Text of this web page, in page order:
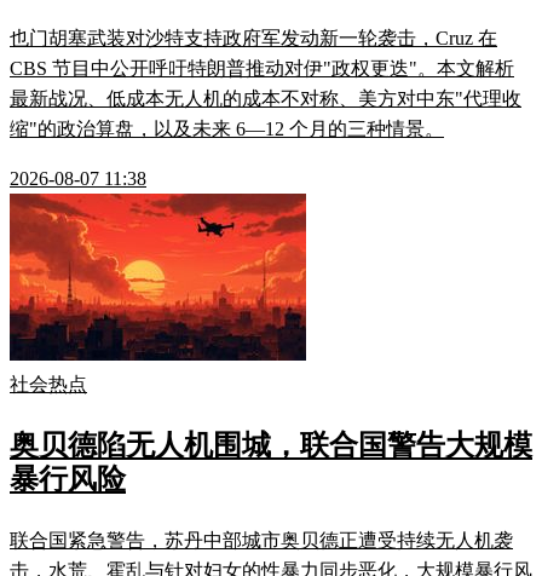
也门胡塞武装对沙特支持政府军发动新一轮袭击，Cruz 在
CBS 节目中公开呼吁特朗普推动对伊"政权更迭"。本文解析
最新战况、低成本无人机的成本不对称、美方对中东"代理收
缩"的政治算盘，以及未来 6—12 个月的三种情景。
2026-08-07 11:38
社会热点
奥贝德陷无人机围城，联合国警告大规模
暴行风险
联合国紧急警告，苏丹中部城市奥贝德正遭受持续无人机袭
击，水荒、霍乱与针对妇女的性暴力同步恶化，大规模暴行风